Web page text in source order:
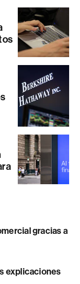
gracias a
explicaciones